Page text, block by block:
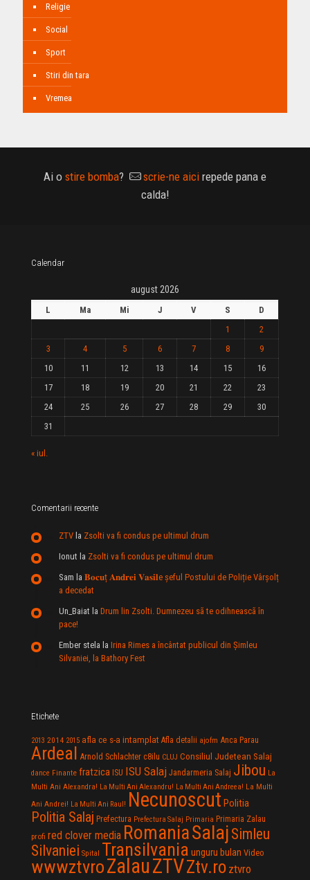
Religie
Social
Sport
Stiri din tara
Vremea
Ai o stire bomba? scrie-ne aici repede pana e
calda!
Calendar
august 2026
L Ma Mi J V S
D
1
2
3
4 5 6 7 8
9
10
11 12 13 14 15
16
17
18 19 20 21 22
23
24
25 26 27 28 29
30
31
« iul.
Comentarii recente
ZTV la Zsolti va fi condus pe ultimul drum
Ionut la Zsolti va fi condus pe ultimul drum
Sam la 𝐁𝐨𝐜𝐮ț 𝐀𝐧𝐝𝐫𝐞𝐢 𝐕𝐚𝐬𝐢𝐥e şeful Postului de Poliție Vârșolț
a decedat
Un_Baiat la Drum lin Zsolti. Dumnezeu sã te odihneascã în
pace!
Ember stela la Irina Rimes a încântat publicul din Şimleu
Silvaniei, la Bathory Fest
Etichete
2013 2014 2015 afla ce s-a intamplat Afla detalii ajofm Anca Parau
Ardeal Arnold Schlachter c8ilu CLUJ Consiliul Judetean Salaj
dance Finante fratzica ISU ISU Salaj Jandarmeria Salaj Jibou La
Multi Ani Alexandra! La Multi Ani Alexandru! La Multi Ani Andreea! La Multi
Ani Andrei! La Multi Ani Raul! Necunoscut Politia
Politia Salaj Prefectura Prefectura Salaj Primaria Primaria Zalau
profi red clover media RomaniaSalaj Simleu
Silvaniei Spital Transilvania unguru bulan Video
wwwztvroZalauZTVZtv.ro ztvro